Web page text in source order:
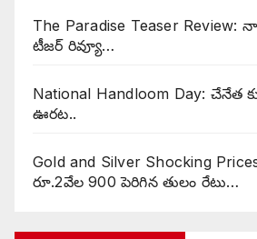
The Paradise Teaser Review:
టీజర్ రివ్యూ…
National Handloom Day: చేనేత
ఊరట..
Gold and Silver Shocking
రూ.2వేల 900 పెరిగిన తులం రేటు…